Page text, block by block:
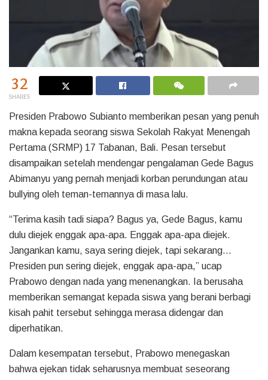
32
SHARES
Presiden Prabowo Subianto memberikan pesan yang penuh
makna kepada seorang siswa Sekolah Rakyat Menengah
Pertama (SRMP) 17 Tabanan, Bali. Pesan tersebut
disampaikan setelah mendengar pengalaman Gede Bagus
Abimanyu yang pernah menjadi korban perundungan atau
bullying oleh teman-temannya di masa lalu.
“Terima kasih tadi siapa? Bagus ya, Gede Bagus, kamu
dulu diejek enggak apa-apa. Enggak apa-apa diejek.
Jangankan kamu, saya sering diejek, tapi sekarang…
Presiden pun sering diejek, enggak apa-apa,” ucap
Prabowo dengan nada yang menenangkan. Ia berusaha
memberikan semangat kepada siswa yang berani berbagi
kisah pahit tersebut sehingga merasa didengar dan
diperhatikan.
Dalam kesempatan tersebut, Prabowo menegaskan
bahwa ejekan tidak seharusnya membuat seseorang